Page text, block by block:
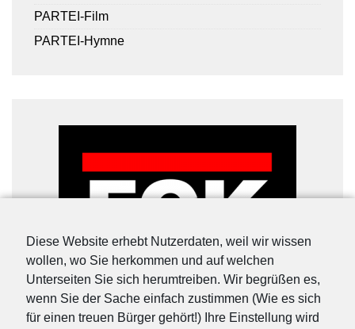
Diese Website erhebt Nutzerdaten, weil wir wissen
wollen, wo Sie herkommen und auf welchen
Unterseiten Sie sich herumtreiben. Wir begrüßen es,
wenn Sie der Sache einfach zustimmen (Wie es sich
für einen treuen Bürger gehört!) Ihre Einstellung wird
PARTEI-Film
PARTEI-Hymne